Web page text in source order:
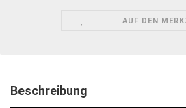
AUF DEN
Beschreibung